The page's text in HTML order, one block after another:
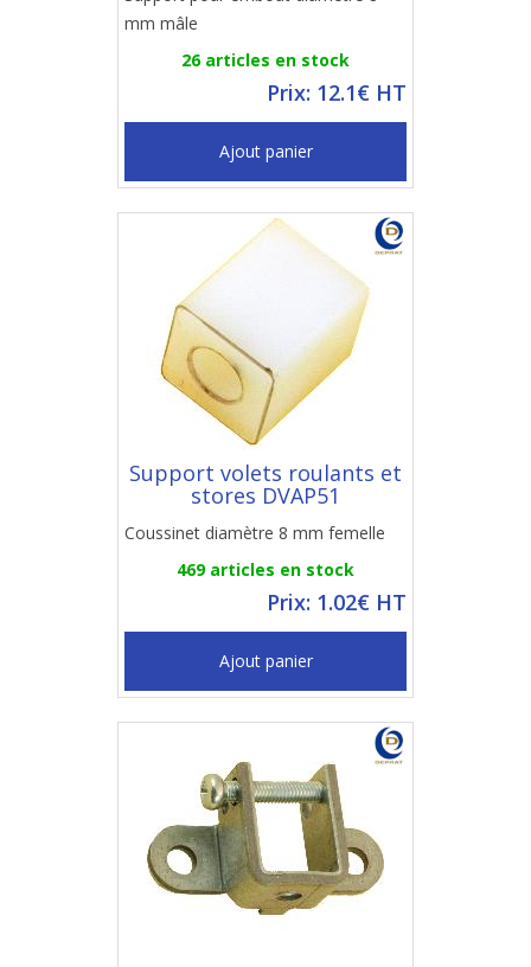
mm mâle
26 articles en stock
Prix: 12.1€ HT
Ajout panier
Support volets roulants et
stores DVAP51
Coussinet diamètre 8 mm femelle
469 articles en stock
Prix: 1.02€ HT
Ajout panier